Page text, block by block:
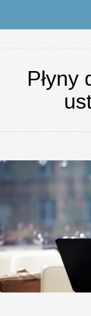
Płyny